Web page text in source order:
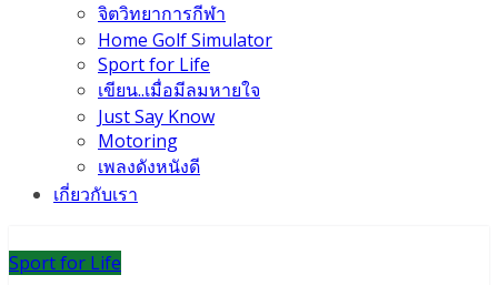
จิตวิทยาการกีฬา
Home Golf Simulator
Sport for Life
เขียน..เมื่อมีลมหายใจ
Just Say Know
Motoring
เพลงดังหนังดี
เกี่ยวกับเรา
Sport for Life